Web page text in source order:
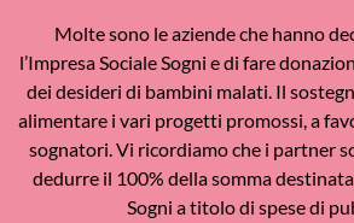
Molte sono le aziende che hanno
l’Impresa Sociale Sogni e di fare
dei desideri di bambini malati. Il
alimentare i vari progetti promossi, a
sognatori. Vi ricordiamo che i partner
dedurre il 100% della somma destinata
Sogni a titolo di spese di